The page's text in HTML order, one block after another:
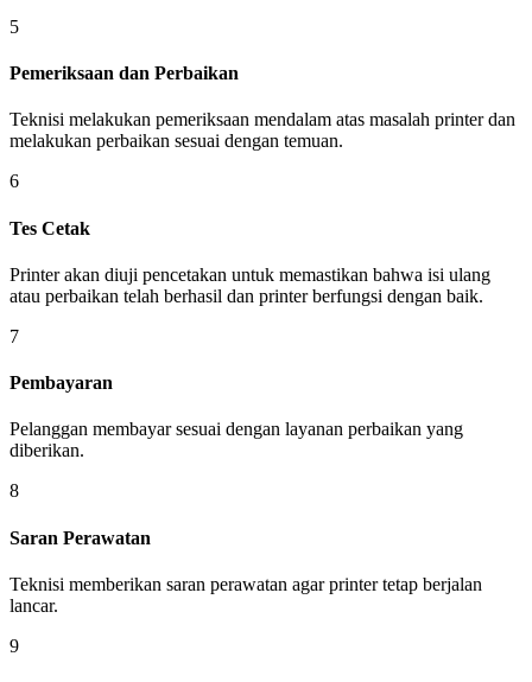
5
Pemeriksaan dan Perbaikan
Teknisi melakukan pemeriksaan mendalam atas masalah printer dan
melakukan perbaikan sesuai dengan temuan.
6
Tes Cetak
Printer akan diuji pencetakan untuk memastikan bahwa isi ulang
atau perbaikan telah berhasil dan printer berfungsi dengan baik.
7
Pembayaran
Pelanggan membayar sesuai dengan layanan perbaikan yang
diberikan.
8
Saran Perawatan
Teknisi memberikan saran perawatan agar printer tetap berjalan
lancar.
9